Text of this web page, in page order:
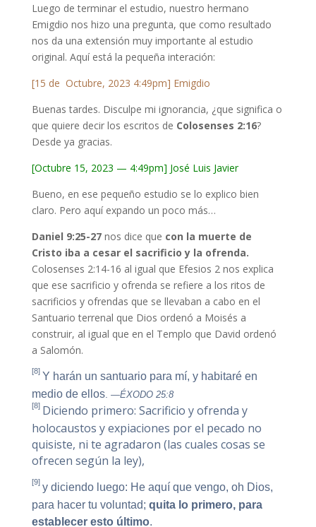
Luego de terminar el estudio, nuestro hermano
Emigdio nos hizo una pregunta, que como resultado
nos da una extensión muy importante al estudio
original. Aquí está la pequeña interación:
[15 de Octubre, 2023 4:49pm] Emigdio
Buenas tardes. Disculpe mi ignorancia, ¿que significa o
que quiere decir los escritos de Colosenses 2:16?
Desde ya gracias.
[Octubre 15, 2023 — 4:49pm] José Luis Javier
Bueno, en ese pequeño estudio se lo explico bien
claro. Pero aquí expando un poco más…
Daniel 9:25-27 nos dice que con la muerte de
Cristo iba a cesar el sacrificio y la ofrenda.
Colosenses 2:14-16 al igual que Efesios 2 nos explica
que ese sacrificio y ofrenda se refiere a los ritos de
sacrificios y ofrendas que se llevaban a cabo en el
Santuario terrenal que Dios ordenó a Moisés a
construir, al igual que en el Templo que David ordenó
a Salomón.
[8] Y harán un santuario para mí, y habitaré en
medio de ellos. —ÉXODO 25:8
[8] Diciendo primero: Sacrificio y ofrenda y
holocaustos y expiaciones por el pecado no
quisiste, ni te agradaron (las cuales cosas se
ofrecen según la ley),
[9] y diciendo luego: He aquí que vengo, oh Dios,
para hacer tu voluntad; quita lo primero, para
establecer esto último.